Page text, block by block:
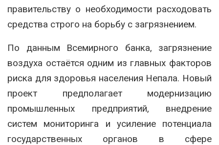
правительству о необходимости расходовать
средства строго на борьбу с загрязнением.
По данным Всемирного банка, загрязнение
воздуха остаётся одним из главных факторов
риска для здоровья населения Непала. Новый
проект предполагает модернизацию
промышленных предприятий, внедрение
систем мониторинга и усиление потенциала
государственных органов в сфере